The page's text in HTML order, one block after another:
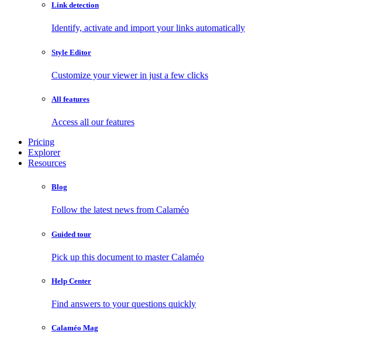
Link detection
Identify, activate and import your links automatically
Style Editor
Customize your viewer in just a few clicks
All features
Access all our features
Pricing
Explorer
Resources
Blog
Follow the latest news from Calaméo
Guided tour
Pick up this document to master Calaméo
Help Center
Find answers to your questions quickly
Calaméo Mag